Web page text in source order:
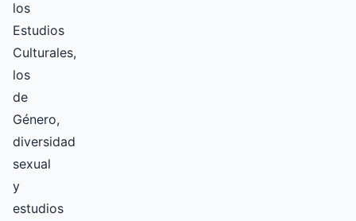
los
Estudios
Culturales,
los
de
Género,
diversidad
sexual
y
estudios